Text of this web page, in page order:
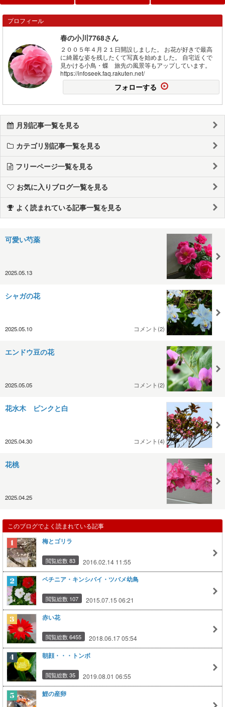
プロフィール
春の小川7768さん
２００５年４月２１日開設しました。 お花が好きで最高
に綺麗な姿を残したくて写真を始めました。 自宅近くで
見かける小鳥・蝶 旅先の風景等もアップしています。
https://infoseek.faq.rakuten.net/
フォローする
月別記事一覧を見る
カテゴリ別記事一覧を見る
フリーページ一覧を見る
お気に入りブログ一覧を見る
よく読まれている記事一覧を見る
可愛い芍薬
2025.05.13
シャガの花
2025.05.10 コメント(2)
エンドウ豆の花
2025.05.05 コメント(2)
花水木 ピンクと白
2025.04.30 コメント(4)
花桃
2025.04.25
このブログでよく読まれている記事
梅とゴリラ
閲覧総数 83 2016.02.14 11:55
ペチニア・キンシバイ・ツバメ幼鳥
閲覧総数 107 2015.07.15 06:21
赤い花
閲覧総数 6455 2018.06.17 05:54
朝顔・・・トンボ
閲覧総数 35 2019.08.01 06:55
鯉の産卵